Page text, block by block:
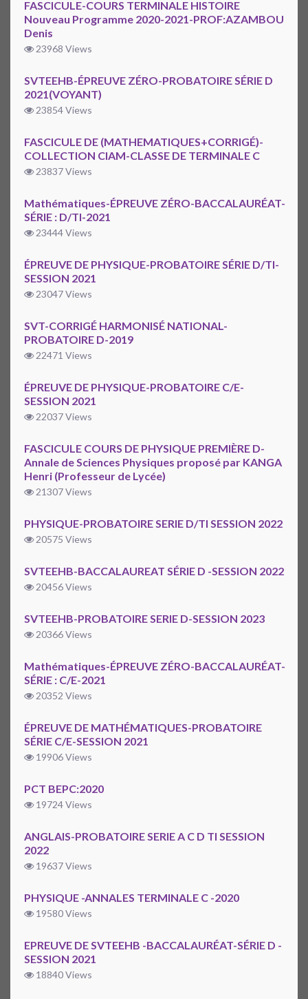
FASCICULE-COURS TERMINALE HISTOIRE
Nouveau Programme 2020-2021-PROF:AZAMBOU
Denis
23968 Views
SVTEEHB-ÉPREUVE ZÉRO-PROBATOIRE SÉRIE D
2021(VOYANT)
23854 Views
FASCICULE DE (MATHEMATIQUES+CORRIGÉ)-
COLLECTION CIAM-CLASSE DE TERMINALE C
23837 Views
Mathématiques-ÉPREUVE ZÉRO-BACCALAURÉAT-
SÉRIE : D/TI-2021
23444 Views
ÉPREUVE DE PHYSIQUE-PROBATOIRE SÉRIE D/TI-
SESSION 2021
23047 Views
SVT-CORRIGÉ HARMONISÉ NATIONAL-
PROBATOIRE D-2019
22471 Views
ÉPREUVE DE PHYSIQUE-PROBATOIRE C/E-
SESSION 2021
22037 Views
FASCICULE COURS DE PHYSIQUE PREMIÈRE D-
Annale de Sciences Physiques proposé par KANGA
Henri (Professeur de Lycée)
21307 Views
PHYSIQUE-PROBATOIRE SERIE D/TI SESSION 2022
20575 Views
SVTEEHB-BACCALAUREAT SÉRIE D -SESSION 2022
20456 Views
SVTEEHB-PROBATOIRE SERIE D-SESSION 2023
20366 Views
Mathématiques-ÉPREUVE ZÉRO-BACCALAURÉAT-
SÉRIE : C/E-2021
20352 Views
ÉPREUVE DE MATHÉMATIQUES-PROBATOIRE
SÉRIE C/E-SESSION 2021
19906 Views
PCT BEPC:2020
19724 Views
ANGLAIS-PROBATOIRE SERIE A C D TI SESSION
2022
19637 Views
PHYSIQUE -ANNALES TERMINALE C -2020
19580 Views
EPREUVE DE SVTEEHB -BACCALAURÉAT-SÉRIE D -
SESSION 2021
18840 Views